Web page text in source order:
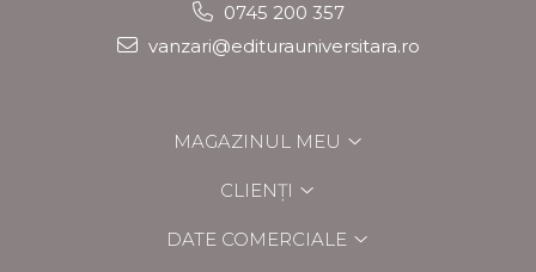
0745 200 357
vanzari@editurauniversitara.ro
MAGAZINUL MEU
CLIENȚI
DATE COMERCIALE